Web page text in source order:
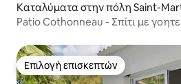
Καταλύματα στην πόλη Saint-
Patio Cothonneau - Σπίτι με
Επιλογή επισκεπτών
Επιλογή επισκεπτών